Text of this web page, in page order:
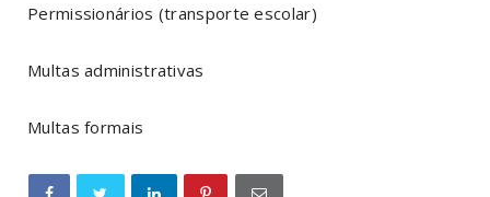
Permissionários (transporte escolar)
Multas administrativas
Multas formais